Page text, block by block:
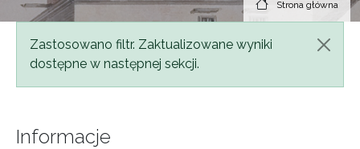
Strona główna
Komunikat
Zastosowano filtr. Zaktualizowane wyniki
dostępne w następnej sekcji.
Informacje